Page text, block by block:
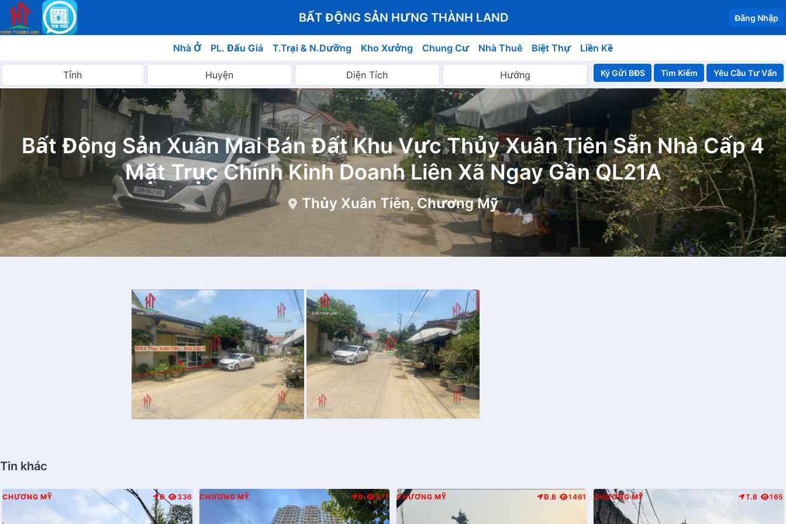
BẤT ĐỘNG SẢN HƯNG THÀNH LAND Đăng Nhập
Nhà Ở PL. Đấu Giá T.Trại & N.Dưỡng Kho Xưởng Chung Cư Nhà Thuê Biệt Thự Liền Kề
Ký Gửi BĐS Yêu Cầu Tư Vấn
Bất Động Sản Xuân Mai Bán Đất Khu Vực Thủy Xuân Tiên Sẵn Nhà Cấp 4
Mặt Trục Chính Kinh Doanh Liên Xã Ngay Gần QL21A
Thủy Xuân Tiên, Chương Mỹ
Tin khác
CHƯƠNG MỸ Đ 336 CHƯƠNG MỸ Đ 377 CHƯƠNG MỸ Đ.B 1461 CHƯƠNG MỸ T.B 165